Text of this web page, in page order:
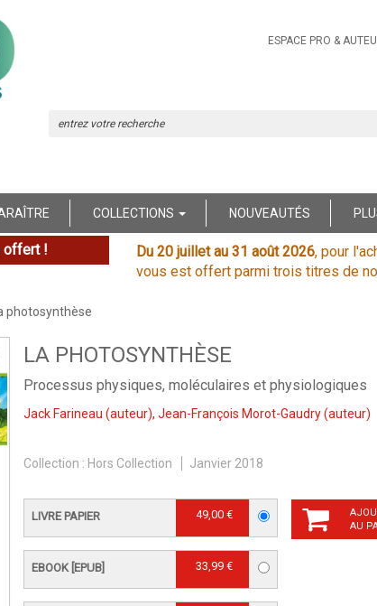
ESPACE PRO &
COLLECTIONS NOUVEAUTÉS
offert ! Du 20 juillet au 31 août 2026, pour
vous est offert parmi trois titres de
photosynthèse
LA PHOTOSYNTHÈSE
Processus physiques, moléculaires et physiologiques
Jack Farineau (auteur), Jean-François Morot-Gaudry(auteur)
Collection : Hors Collection Janvier 2018
LIVRE PAPIER 49,00 €
EBOOK [EPUB] 33,99 €
AU